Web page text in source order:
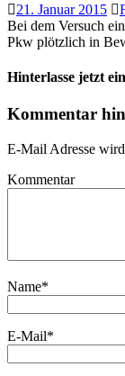
21. Januar 2015
Bei dem Versuch
Pkw plötzlich in
Hinterlasse jetzt
Kommentar
E-Mail Adresse
Kommentar
Name*
E-Mail*